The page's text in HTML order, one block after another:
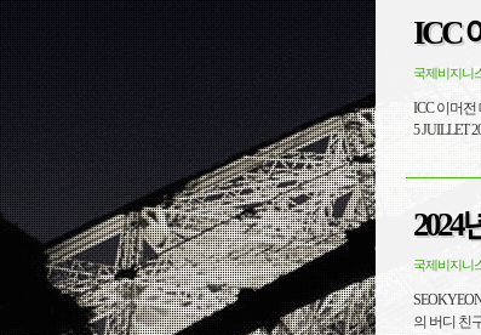
ICC
국제비지니
ICC 이머전 대한민국 프
2024
국제비지니
SEOKYEONG- EMBA 버디 프로그램
의 버디 친